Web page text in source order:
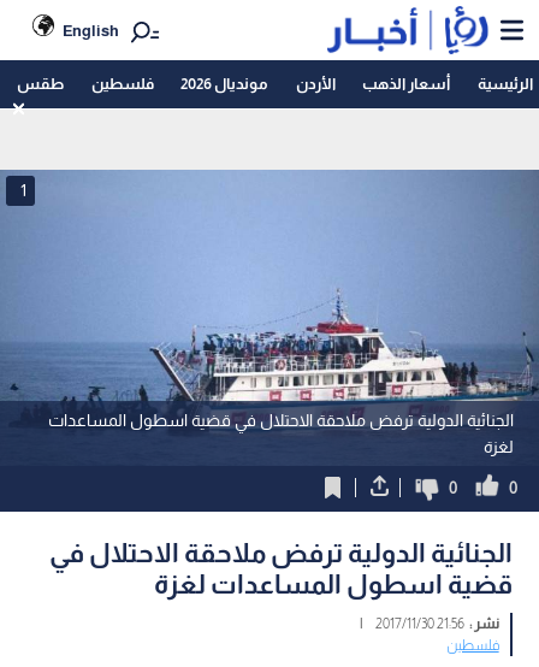
English
الرئيسية أسعار الذهب الأردن مونديال 2026 فلسطين طقس
الجنائية الدولية ترفض ملاحقة الاحتلال في قضية اسطول المساعدات
لغزة
1
0
0
الجنائية الدولية ترفض ملاحقة الاحتلال في
قضية اسطول المساعدات لغزة
نشر :21:56 2017/11/30
|
فلسطين